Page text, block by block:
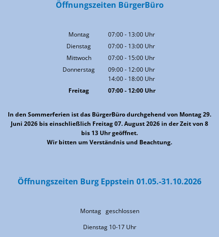
Öffnungszeiten BürgerBüro
Montag 07:00- 13:00 Uhr
Von 07:00 bis 13:00 Uhr
Dienstag 07:00- 13:00 Uhr
Von 07:00 bis 13:00 Uhr
Mittwoch 07:00- 15:00 Uhr
Von 07:00 bis 15:00 Uhr
Donnerstag 09:00- 12:00 Uhr
Von 09:00 bis 12:00 Uhr
14:00- 18:00 Uhr
Von 14:00 bis 18:00 Uhr
Freitag 07:00- 12:00Uhr
In den Sommerferien ist das BürgerBüro durchgehend von Montag 29.
Juni 2026 bis einschließlich Freitag 07. August 2026 in der Zeit von 8
bis 13 Uhr geöffnet.
Wir bitten um Verständnis und Beachtung.
Öffnungszeiten Burg Eppstein 01.05.-31.10.2026
Montag geschlossen
Dienstag 10-17 Uhr